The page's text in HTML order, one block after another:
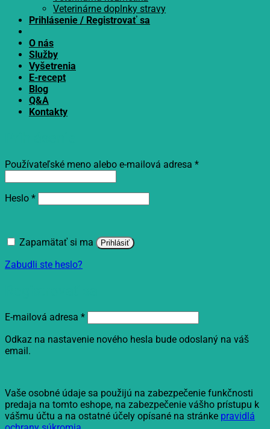
Veterinárne doplnky stravy
Prihlásenie / Registrovať sa
O nás
Služby
Vyšetrenia
E-recept
Blog
Q&A
Kontakty
Používateľské meno alebo e-mailová adresa *Povinné
Heslo *Povinné
Zapamätať si ma Prihlásiť
Zabudli ste heslo?
E-mailová adresa *Povinné
Odkaz na nastavenie nového hesla bude odoslaný na váš
email.
Vaše osobné údaje sa použijú na zabezpečenie funkčnosti
predaja na tomto eshope, na zabezpečenie vášho prístupu k
vášmu účtu a na ostatné účely opísané na stránke pravidlá